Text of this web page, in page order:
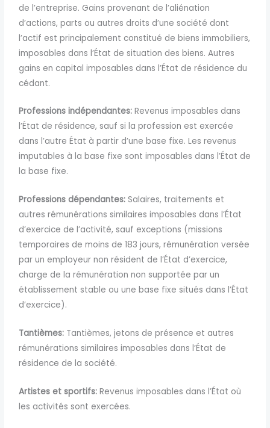
de l’entreprise. Gains provenant de l’aliénation
d’actions, parts ou autres droits d’une société dont
l’actif est principalement constitué de biens immobiliers,
imposables dans l’État de situation des biens. Autres
gains en capital imposables dans l’État de résidence du
cédant.
Professions indépendantes: Revenus imposables dans
l’État de résidence, sauf si la profession est exercée
dans l’autre État à partir d’une base fixe. Les revenus
imputables à la base fixe sont imposables dans l’État de
la base fixe.
Professions dépendantes: Salaires, traitements et
autres rémunérations similaires imposables dans l’État
d’exercice de l’activité, sauf exceptions (missions
temporaires de moins de 183 jours, rémunération versée
par un employeur non résident de l’État d’exercice,
charge de la rémunération non supportée par un
établissement stable ou une base fixe situés dans l’État
d’exercice).
Tantièmes: Tantièmes, jetons de présence et autres
rémunérations similaires imposables dans l’État de
résidence de la société.
Artistes et sportifs: Revenus imposables dans l’État où
les activités sont exercées.